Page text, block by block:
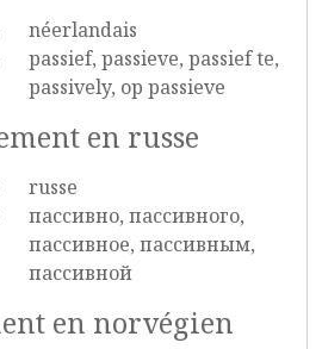
néerlandais
passief, passieve, passief te,
passively, op passieve
en russe
russe
пассивно, пассивного,
пассивное, пассивным,
пассивной
en norvégien